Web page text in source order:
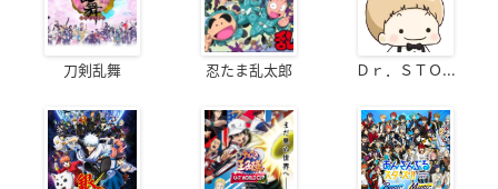
刀剣乱舞 忍たま乱太郎 Ｄｒ．ＳＴＯ...